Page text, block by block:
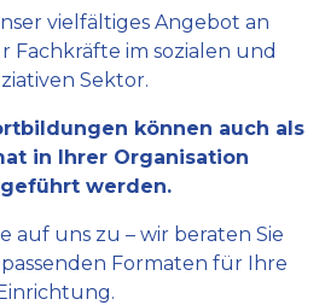
vielfältiges Angebot an
im sozialen und
Sektor.
können auch als
in Ihrer Organisation
werden.
auf uns zu – wir beraten Sie
Formaten für Ihre